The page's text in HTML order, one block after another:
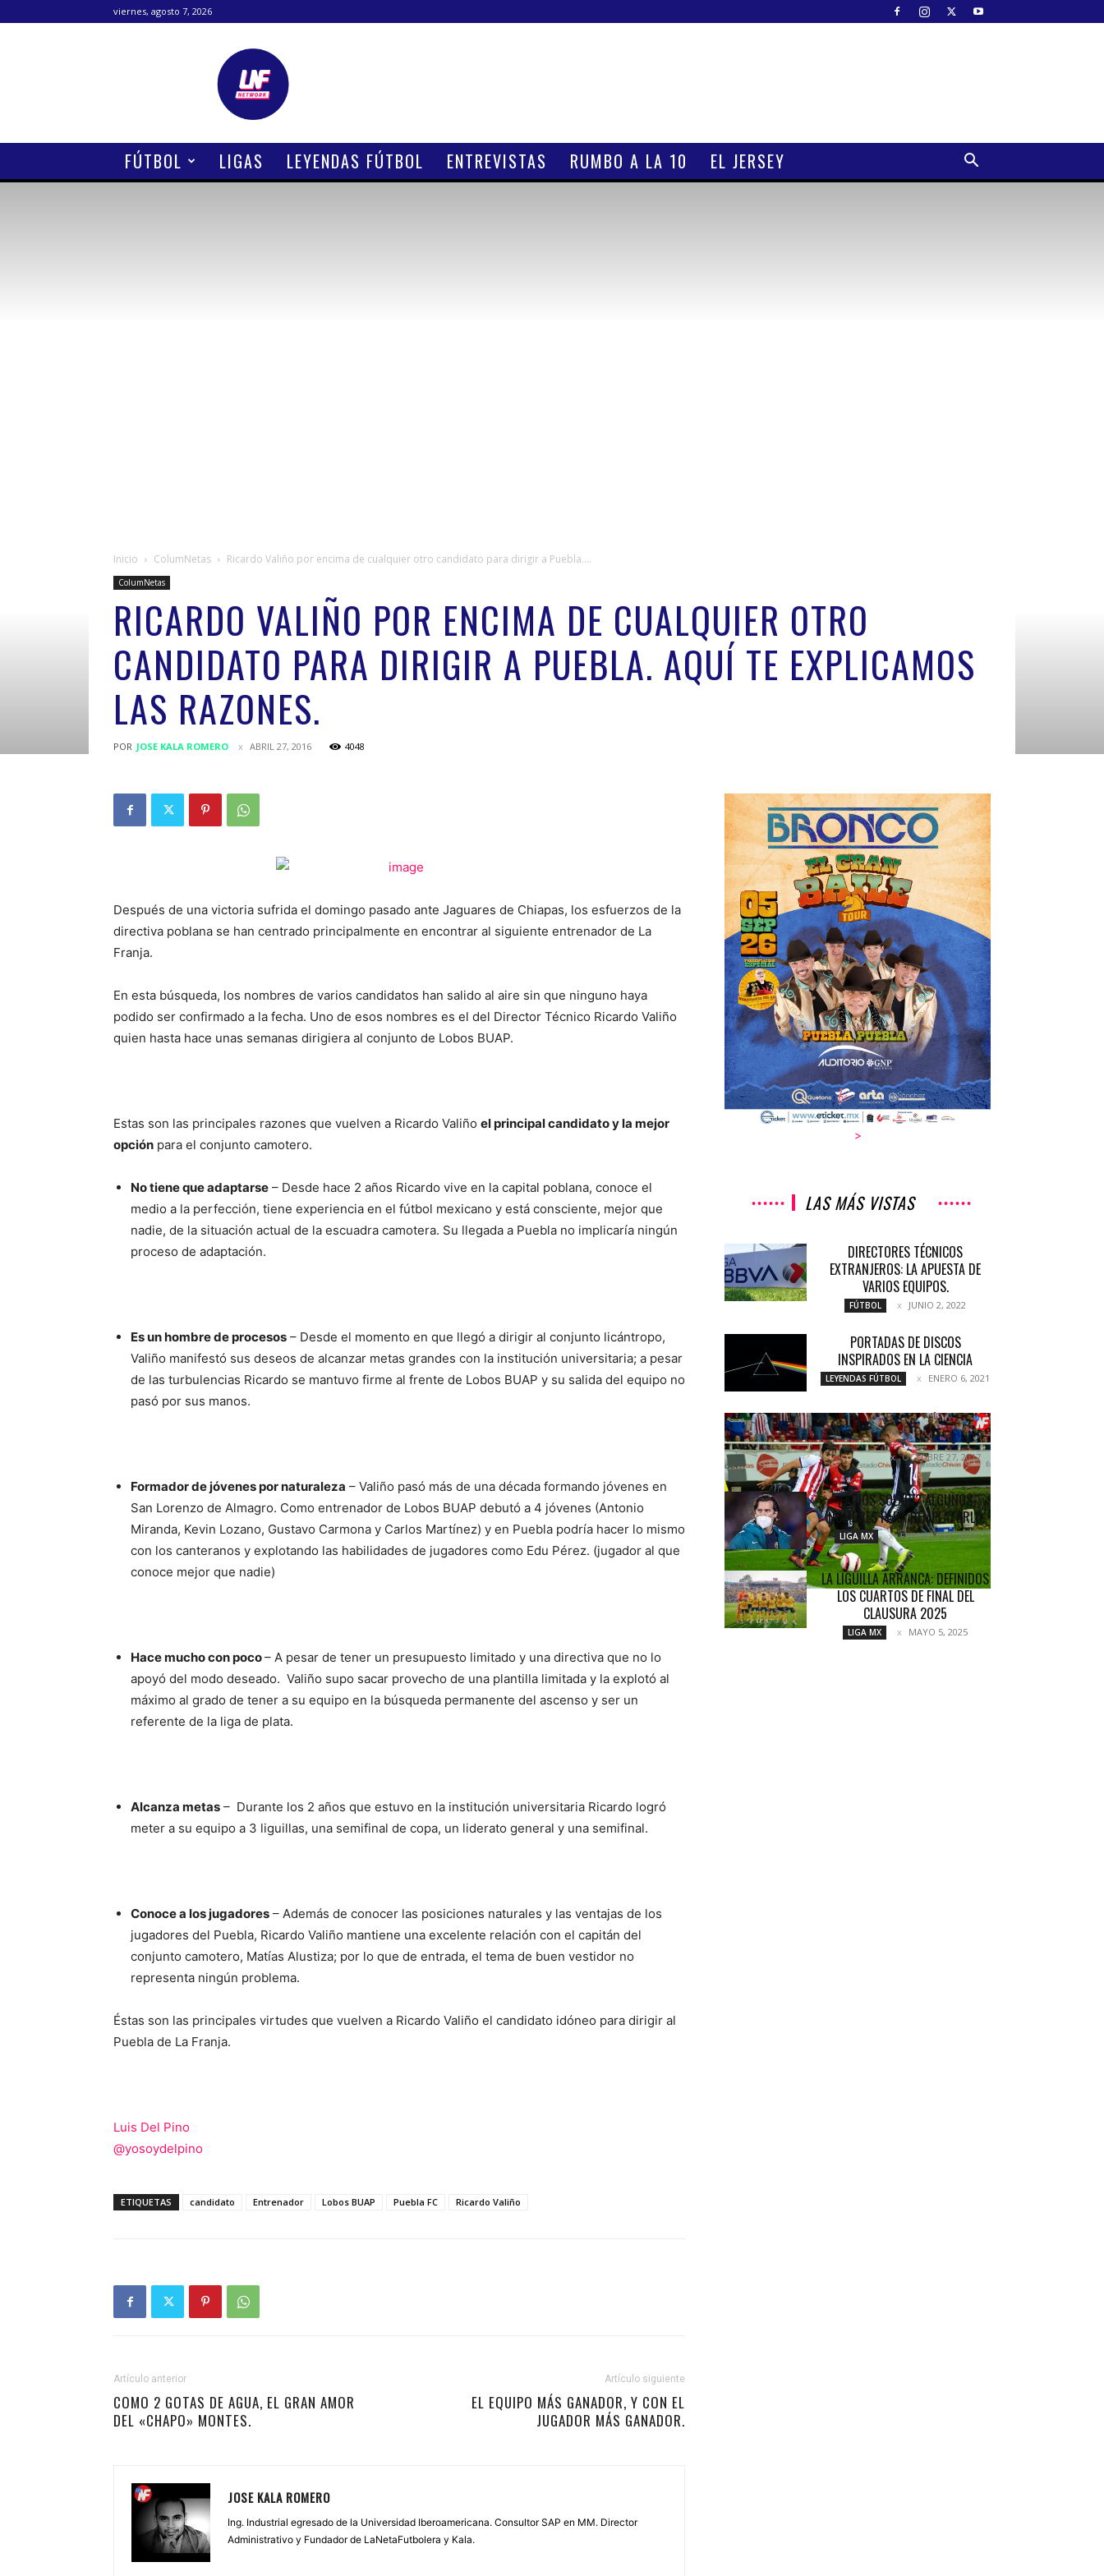
viernes, agosto 7, 2026
Lanetafutbolera
FÚTBOL LIGAS LEYENDAS FÚTBOL ENTREVISTAS RUMBO A LA 10 EL JERSEY
Inicio ColumNetas Ricardo Valiño por encima de cualquier otro candidato para dirigir a Puebla....
ColumNetas
RICARDO VALIÑO POR ENCIMA DE CUALQUIER OTRO
CANDIDATO PARA DIRIGIR A PUEBLA. AQUÍ TE EXPLICAMOS
LAS RAZONES.
POR JOSE KALA ROMERO ABRIL 27, 2016 4048
Después de una victoria sufrida el domingo pasado ante Jaguares de Chiapas, los esfuerzos de la
directiva poblana se han centrado principalmente en encontrar al siguiente entrenador de La
Franja.
En esta búsqueda, los nombres de varios candidatos han salido al aire sin que ninguno haya
podido ser confirmado a la fecha. Uno de esos nombres es el del Director Técnico Ricardo Valiño
quien hasta hace unas semanas dirigiera al conjunto de Lobos BUAP.
Estas son las principales razones que vuelven a Ricardo Valiño el principal candidato y la mejor
opción para el conjunto camotero.
No tiene que adaptarse – Desde hace 2 años Ricardo vive en la capital poblana, conoce el
medio a la perfección, tiene experiencia en el fútbol mexicano y está consciente, mejor que
nadie, de la situación actual de la escuadra camotera. Su llegada a Puebla no implicaría ningún
proceso de adaptación.
Es un hombre de procesos – Desde el momento en que llegó a dirigir al conjunto licántropo,
Valiño manifestó sus deseos de alcanzar metas grandes con la institución universitaria; a pesar
de las turbulencias Ricardo se mantuvo firme al frente de Lobos BUAP y su salida del equipo no
pasó por sus manos.
Formador de jóvenes por naturaleza – Valiño pasó más de una década formando jóvenes en
San Lorenzo de Almagro. Como entrenador de Lobos BUAP debutó a 4 jóvenes (Antonio
Miranda, Kevin Lozano, Gustavo Carmona y Carlos Martínez) y en Puebla podría hacer lo mismo
con los canteranos y explotando las habilidades de jugadores como Edu Pérez. (jugador al que
conoce mejor que nadie)
Hace mucho con poco– A pesar de tener un presupuesto limitado y una directiva que no lo
apoyó del modo deseado. Valiño supo sacar provecho de una plantilla limitada y la explotó al
máximo al grado de tener a su equipo en la búsqueda permanente del ascenso y ser un
referente de la liga de plata.
Alcanza metas – Durante los 2 años que estuvo en la institución universitaria Ricardo logró
meter a su equipo a 3 liguillas, una semifinal de copa, un liderato general y una semifinal.
Conoce a los jugadores – Además de conocer las posiciones naturales y las ventajas de los
jugadores del Puebla, Ricardo Valiño mantiene una excelente relación con el capitán del
conjunto camotero, Matías Alustiza; por lo que de entrada, el tema de buen vestidor no
representa ningún problema.
Éstas son las principales virtudes que vuelven a Ricardo Valiño el candidato idóneo para dirigir al
Puebla de La Franja.
Luis Del Pino
@yosoydelpino
ETIQUETAS candidato Entrenador Lobos BUAP Puebla FC Ricardo Valiño
Artículo anterior
COMO 2 GOTAS DE AGUA, EL GRAN AMOR
DEL «CHAPO» MONTES.
Artículo siguiente
EL EQUIPO MÁS GANADOR, Y CON EL
JUGADOR MÁS GANADOR.
JOSE KALA ROMERO
Ing. Industrial egresado de la Universidad Iberoamericana. Consultor SAP en MM. Director
Administrativo y Fundador de LaNetaFutbolera y Kala.
>
LAS MÁS VISTAS
DIRECTORES TÉCNICOS
EXTRANJEROS: LA APUESTA DE
VARIOS EQUIPOS.
FÚTBOL JUNIO 2, 2022
PORTADAS DE DISCOS
INSPIRADOS EN LA CIENCIA
LEYENDAS FÚTBOL ENERO 6, 2021
CHIVAS SE LLEVA EL CLÁSICO ANTE
ATLAS
NOTICIAS OCTUBRE 27, 2017
¿ADIÓS SOLARI? ALGUNOS
NOMBRES PARA REMPLAZARLO
LIGA MX FEBRERO 22, 2022
LA LIGUILLA ARRANCA: DEFINIDOS
LOS CUARTOS DE FINAL DEL
CLAUSURA 2025
LIGA MX MAYO 5, 2025